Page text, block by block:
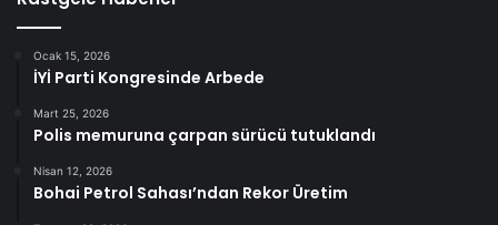
Ocak 15, 2026
İYİ Parti Kongresinde Arbede
Mart 25, 2026
Polis memuruna çarpan sürücü tutuklandı
Nisan 12, 2026
Bohai Petrol Sahası’ndan Rekor Üretim